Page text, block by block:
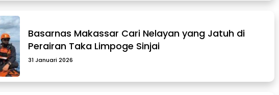
Basarnas Makassar Cari Nelayan yang Jatuh di
Perairan Taka Limpoge Sinjai
31 Januari 2026